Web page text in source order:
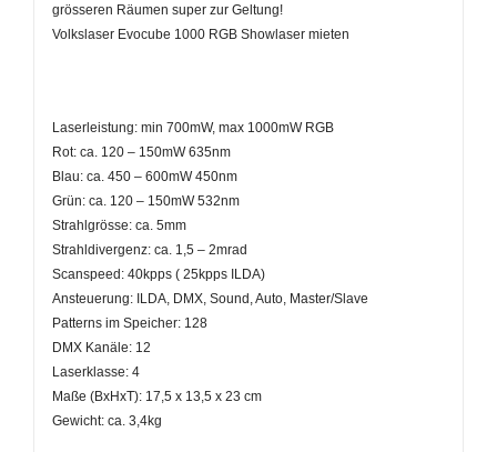
grösseren Räumen super zur Geltung!
Volkslaser Evocube 1000 RGB Showlaser mieten
Laserleistung: min 700mW, max 1000mW RGB
Rot: ca. 120 – 150mW 635nm
Blau: ca. 450 – 600mW 450nm
Grün: ca. 120 – 150mW 532nm
Strahlgrösse: ca. 5mm
Strahldivergenz: ca. 1,5 – 2mrad
Scanspeed: 40kpps ( 25kpps ILDA)
Ansteuerung: ILDA, DMX, Sound, Auto, Master/Slave
Patterns im Speicher: 128
DMX Kanäle: 12
Laserklasse: 4
Maße (BxHxT): 17,5 x 13,5 x 23 cm
Gewicht: ca. 3,4kg